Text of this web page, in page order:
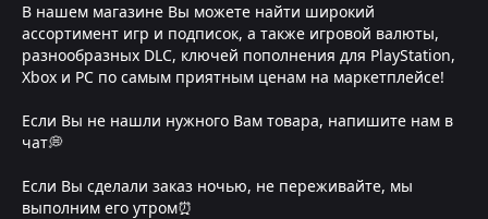
В нашем магазине Вы можете найти широкий
ассортимент игр и подписок, а также игровой валюты,
разнообразных DLC, ключей пополнения для PlayStation,
Xbox и PC по самым приятным ценам на маркетплейсе!
Если Вы не нашли нужного Вам товара, напишите нам в
чат💭
Если Вы сделали заказ ночью, не переживайте, мы
выполним его утром⏰